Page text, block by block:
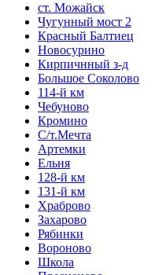
ст. Можайск
Чугунный мост 2
Красный Балтиец
Новосурино
Кирпичнный з-д
Большое Соколово
114-й км
Чебуново
Кромино
С/т.Мечта
Артемки
Ельня
128-й км
131-й км
Храброво
Захарово
Рябинки
Вороново
Школа